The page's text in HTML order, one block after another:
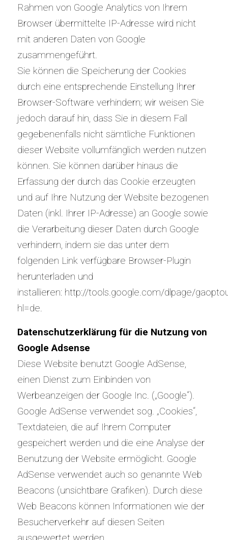
Rahmen von Google Analytics von Ihrem
Browser übermittelte IP-Adresse wird nicht
mit anderen Daten von Google
zusammengeführt.
Sie können die Speicherung der Cookies
durch eine entsprechende Einstellung Ihrer
Browser-Software verhindern; wir weisen Sie
jedoch darauf hin, dass Sie in diesem Fall
gegebenenfalls nicht sämtliche Funktionen
dieser Website vollumfänglich werden nutzen
können. Sie können darüber hinaus die
Erfassung der durch das Cookie erzeugten
und auf Ihre Nutzung der Website bezogenen
Daten (inkl. Ihrer IP-Adresse) an Google sowie
die Verarbeitung dieser Daten durch Google
verhindern, indem sie das unter dem
folgenden Link verfügbare Browser-Plugin
herunterladen und
installieren: http://tools.google.com/dlpage/
hl=de.
Datenschutzerklärung für die Nutzung von
Google Adsense
Diese Website benutzt Google AdSense,
einen Dienst zum Einbinden von
Werbeanzeigen der Google Inc. („Google“).
Google AdSense verwendet sog. „Cookies“,
Textdateien, die auf Ihrem Computer
gespeichert werden und die eine Analyse der
Benutzung der Website ermöglicht. Google
AdSense verwendet auch so genannte Web
Beacons (unsichtbare Grafiken). Durch diese
Web Beacons können Informationen wie der
Besucherverkehr auf diesen Seiten